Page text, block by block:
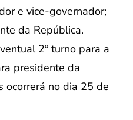
e vice-governador;
da República.
2º turno para a
presidente da
ocorrerá no dia 25 de